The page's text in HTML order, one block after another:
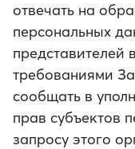
отвечать на
персональных
представителей
требованиями
сообщать в
прав субъектов
запросу этого